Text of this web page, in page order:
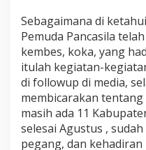
Sebagaimana di
Pemuda Pancasila
kembes, koka, yang
itulah kegiatan-
di followup di media,
membicarakan
masih ada 11
selesai Agustus ,
pegang, dan